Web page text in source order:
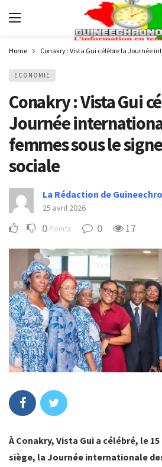
Home Conakry : Vista Gui célèbre la Journée
ECONOMIE
Conakry : Vista Gui
Journée
femmes sous le
sociale
La Rédaction de
25 avril 2026
0 Points 0 17
À Conakry, Vista Gui a célébré, le
siège, la Journée internationale